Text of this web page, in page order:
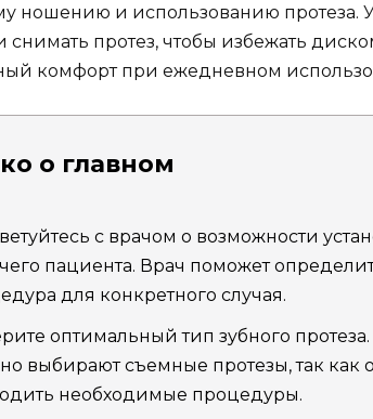
ношению и использованию протеза.
снимать протез, чтобы избежать
комфорт при ежедневном
о главном
с врачом о возможности
пациента. Врач поможет
для конкретного случая.
оптимальный тип зубного
выбирают съемные протезы, так как
необходимые процедуры.